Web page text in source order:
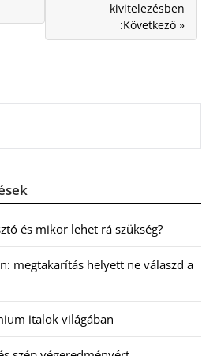
kivitelezésben
:Következő »
és mikor lehet rá szükség?
megtakarítás helyett ne válaszd a
italok világában